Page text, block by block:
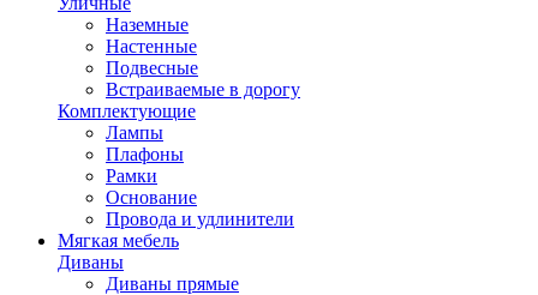
Наземные
Настенные
Подвесные
Встраиваемые в дорогу
Комплектующие
Лампы
Плафоны
Рамки
Основание
Провода и удлинители
Мягкая мебель
Диваны
Диваны прямые